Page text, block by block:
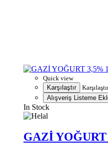
Quick view
Karşılaştır
Alışveriş Listeme
In Stock
GAZİ